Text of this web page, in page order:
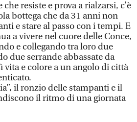
resiste e prova a rialzarsi, c’è
bottega che da 31 anni non
e stare al passo con i tempi. E
a vivere nel cuore delle Conce,
e collegando tra loro due
due serrande abbassate da
vita e colore a un angolo di città
il ronzio delle stampanti e il
il ritmo di una giornata